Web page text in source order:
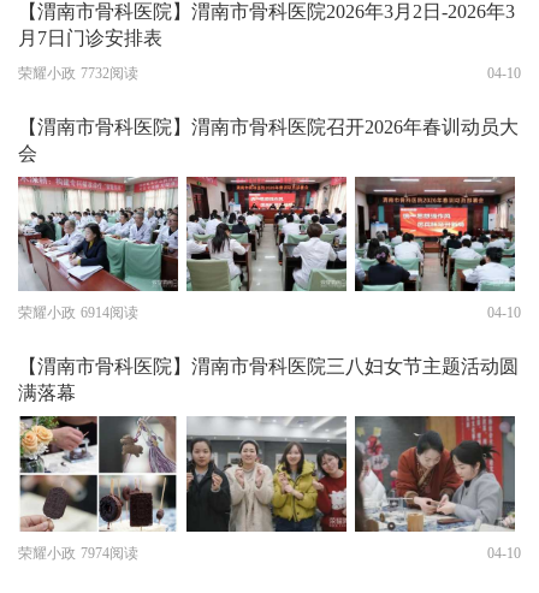
【渭南市骨科医院】渭南市骨科医院2026年3月2日-2026年3
月7日门诊安排表
荣耀小政 7732阅读 04-10
【渭南市骨科医院】渭南市骨科医院召开2026年春训动员大
会
荣耀小政 6914阅读 04-10
【渭南市骨科医院】渭南市骨科医院三八妇女节主题活动圆
满落幕
荣耀小政 7974阅读 04-10